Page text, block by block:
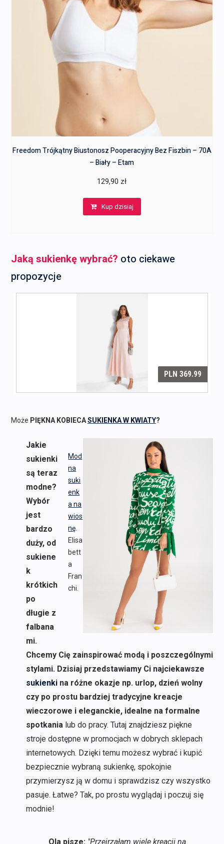
Freedom Trójkątny Biustonosz Pooperacyjny Bez Fiszbin – 70A
– Biały – Etam
129,90 zł
Kup dzisiaj
Jaką sukienkę wybrać? oto ciekawe
propozycje
Może PIĘKNA KOBIECASUKIENKA W KWIATY?
Mod
na
suki
enk
a na
wios
nę.
Elisa
bett
a
Fran
chi.
Jakie
sukienki
są teraz
modne?
Wybór
jest
bardzo
duży, od
sukiene
k
krótkich
po
długie z
falbana
mi.
Chcemy Cię zainspirować modą i poszczególnymi
stylami. Dzisiaj przedstawiamy Ci najciekawsze
sukienkina różne okazje np. urlop, dzień wolny
czy po prostu bardziej tradycyjne kreacje
wieczorowe i eleganckie, idealne na formalne
spotkanialub do pracy. Tutaj znajdziesz piękne
stroje dostępne w promocjach w dobrych sklepach
internetowych. Dzięki temu możesz wybrać i kupić
bezpiecznie wybraną sukienkę, spokojnie
przymierzysz ją w domu i sprawdzisz czy wszystko
pasuje. Łatwe? Tak, po prostu wyglądaj i poczuj się
modnie!
Ola pisze: "Przejrzałam wiele kreacji na